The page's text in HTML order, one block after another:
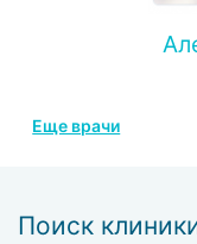
Еще врачи
Поиск